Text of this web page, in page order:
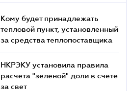
Кому будет принадлежать
тепловой пункт, установленный
за средства теплопоставщика
НКРЭКУ установила правила
расчета "зеленой" доли в счете
за свет